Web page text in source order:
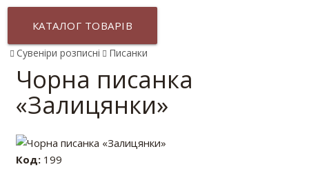
КАТАЛОГ ТОВАРІВ
Сувеніри розписні Писанки
Чорна писанка
«Залицянки»
Код:199